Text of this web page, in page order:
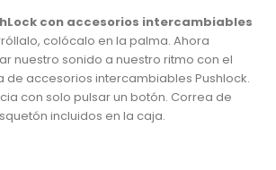
con accesorios intercambiables
colócalo en la palma. Ahora
nuestro sonido a nuestro ritmo con el
de accesorios intercambiables Pushlock.
con solo pulsar un botón. Correa de
incluidos en la caja.